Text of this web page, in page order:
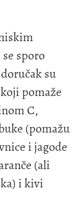
sporo
su
pomaže
C,
(pomažu
i jagode
(ali
i kivi